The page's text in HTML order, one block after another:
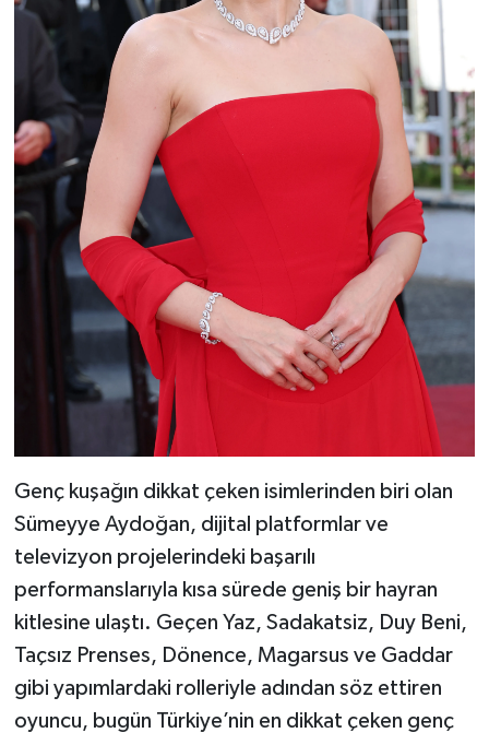
Genç kuşağın dikkat çeken isimlerinden biri olan
Sümeyye Aydoğan, dijital platformlar ve
televizyon projelerindeki başarılı
performanslarıyla kısa sürede geniş bir hayran
kitlesine ulaştı. Geçen Yaz, Sadakatsiz, Duy Beni,
Taçsız Prenses, Dönence, Magarsus ve Gaddar
gibi yapımlardaki rolleriyle adından söz ettiren
oyuncu, bugün Türkiye’nin en dikkat çeken genç